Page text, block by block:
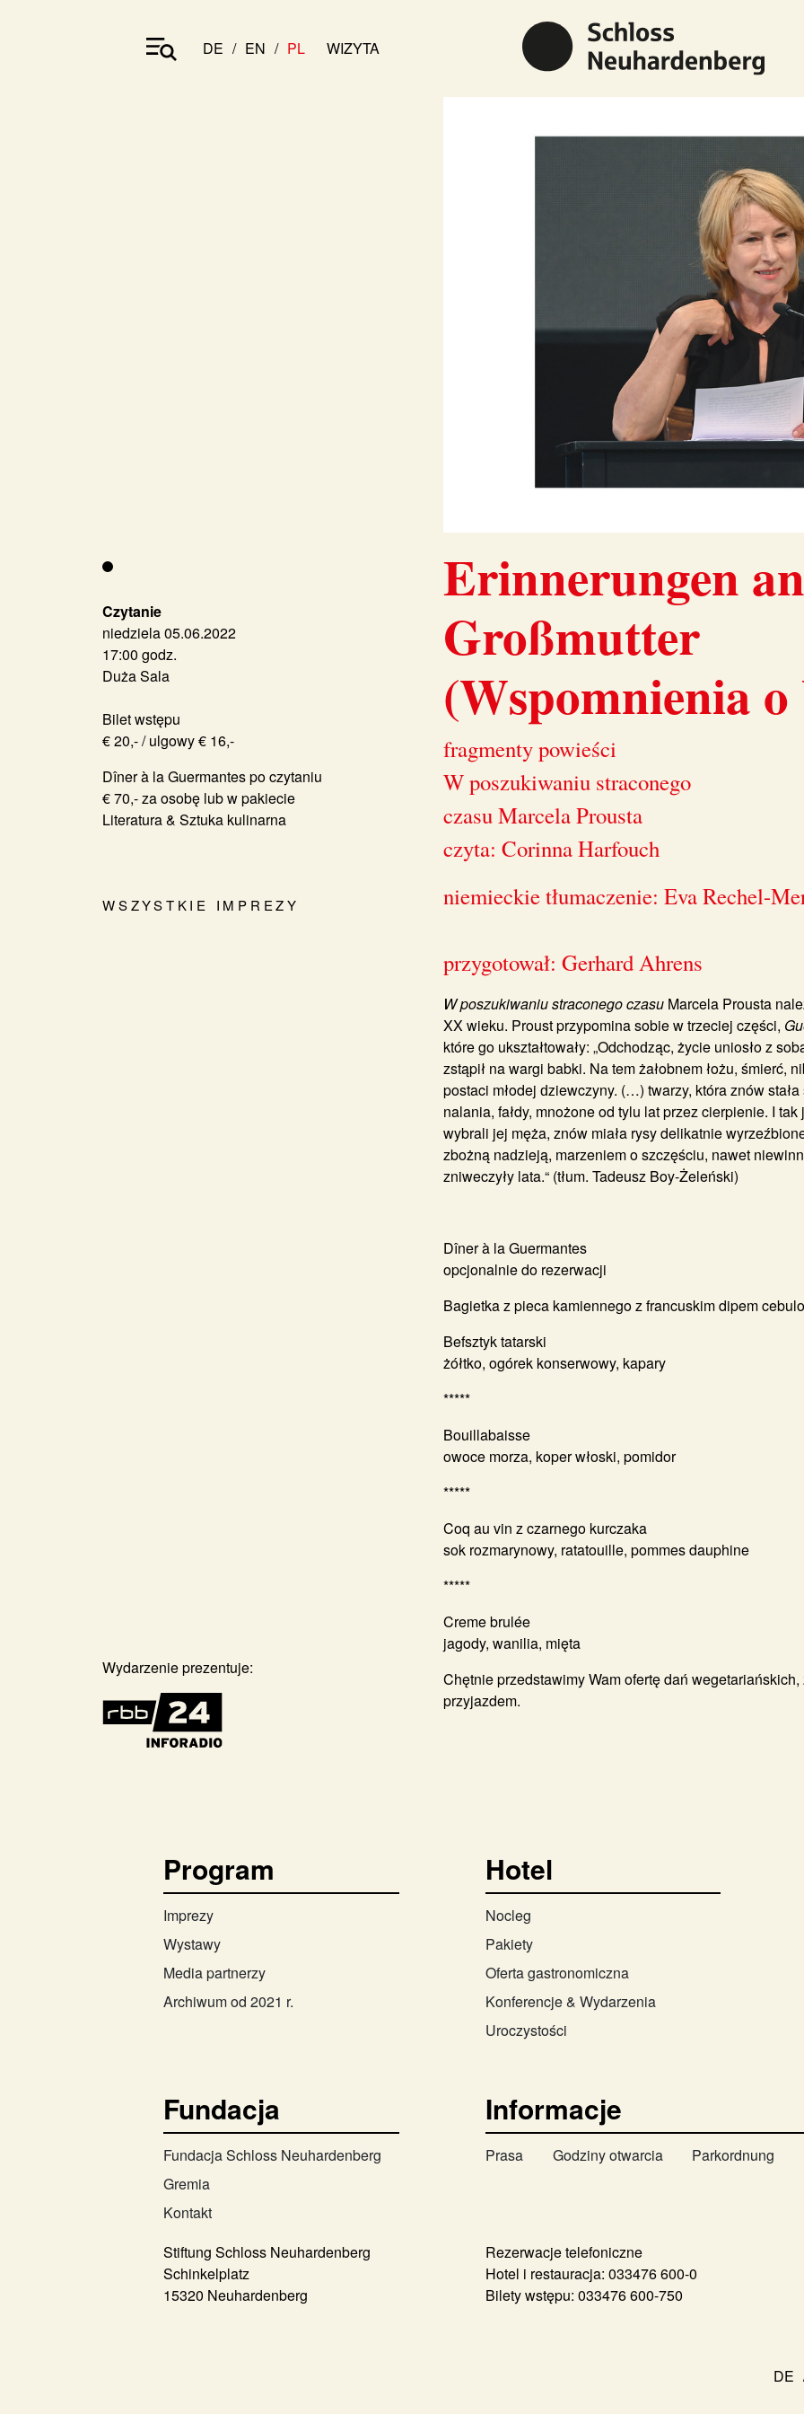
DE EN PL WIZYTA
Czytanie
niedziela 05.06.2022
17:00 godz.
Duża Sala
Bilet wstępu
€ 20,- / ulgowy € 16,-
Dîner à la Guermantes po czytaniu
€ 70,- za osobę lub w pakiecie
Literatura & Sztuka kulinarna
WSZYSTKIE IMPREZY
Wydarzenie prezentuje:
Erinnerungen
Großmutter
(Wspomnienia o
fragmenty powieści
W poszukiwaniu straconego
czasu Marcela Prousta
czyta: Corinna Harfouch
niemieckie tłumaczenie: Eva Rechel-
przygotował: Gerhard Ahrens
W poszukiwaniu straconego czasu Marcela Prousta
XX wieku. Proust przypomina sobie w trzeciej części,
które go ukształtowały: „Odchoǳąc, życie uniosło z
zstąpił na wargi babki. Na tem żałobnem łożu, śmierć,
postaci młodej ǳiewczyny. (…) twarzy, która znów stała
nalania, fałdy, mnożone od tylu lat przez cierpienie. I
wybrali jej męża, znów miała rysy delikatnie
zbożną naǳieją, marzeniem o szczęściu, nawet
zniweczyły lata.“ (tłum. Tadeusz Boy-Żeleński)
Dîner à la Guermantes
opcjonalnie do rezerwacji
Bagietka z pieca kamiennego z francuskim dipem
Befsztyk tatarski
żółtko, ogórek konserwowy, kapary
*****
Bouillabaisse
owoce morza, koper włoski, pomidor
*****
Coq au vin z czarnego kurczaka
sok rozmarynowy, ratatouille, pommes dauphine
*****
Creme brulée
jagody, wanilia, mięta
Chętnie przedstawimy Wam ofertę dań
przyjazdem.
Program
Imprezy
Wystawy
Media partnerzy
Archiwum od 2021 r.
Hotel
Nocleg
Pakiety
Oferta gastronomiczna
Konferencje & Wydarzenia
Uroczystości
Fundacja
Fundacja Schloss Neuhardenberg
Gremia
Kontakt
Informacje
Prasa Godziny otwarcia Parkordnung
Stiftung Schloss Neuhardenberg
Schinkelplatz
15320 Neuhardenberg
Rezerwacje telefoniczne
Hotel i restauracja: 033476 600-0
Bilety wstępu: 033476 600-750
DE